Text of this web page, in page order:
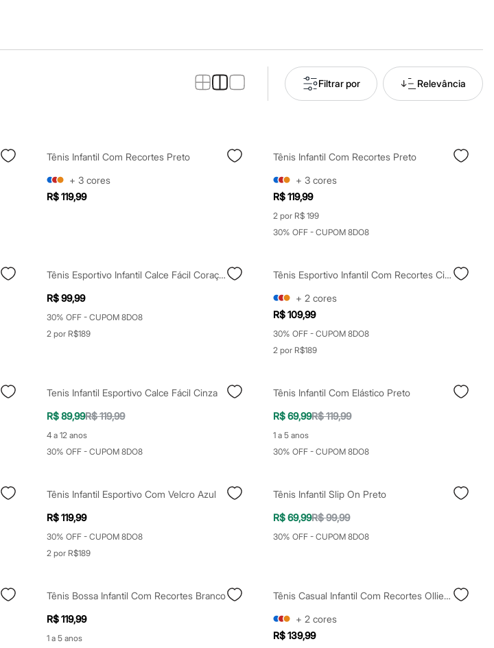
Filtrar por Relevância
Tênis Infantil Com Recortes Preto
+ 3 cores
R$ 119,99
Tênis Infantil Com Recortes Preto
+ 3 cores
R$ 119,99
2 por R$ 199
30% OFF - CUPOM 8DO8
Tênis Esportivo Infantil Calce Fácil Corações Azul
R$ 99,99
30% OFF - CUPOM 8DO8
2 por R$189
Tênis Esportivo Infantil Com Recortes Cinza
+ 2 cores
R$ 109,99
30% OFF - CUPOM 8DO8
2 por R$189
Tenis Infantil Esportivo Calce Fácil Cinza
R$ 89,99R$ 119,99
4 a 12 anos
30% OFF - CUPOM 8DO8
Tênis Infantil Com Elástico Preto
R$ 69,99R$ 119,99
1 a 5 anos
30% OFF - CUPOM 8DO8
Tênis Infantil Esportivo Com Velcro Azul
R$ 119,99
30% OFF - CUPOM 8DO8
2 por R$189
Tênis Infantil Slip On Preto
R$ 69,99R$ 99,99
30% OFF - CUPOM 8DO8
Tênis Bossa Infantil Com Recortes Branco
R$ 119,99
1 a 5 anos
Tênis Casual Infantil Com Recortes Ollie Bege
+ 2 cores
R$ 139,99